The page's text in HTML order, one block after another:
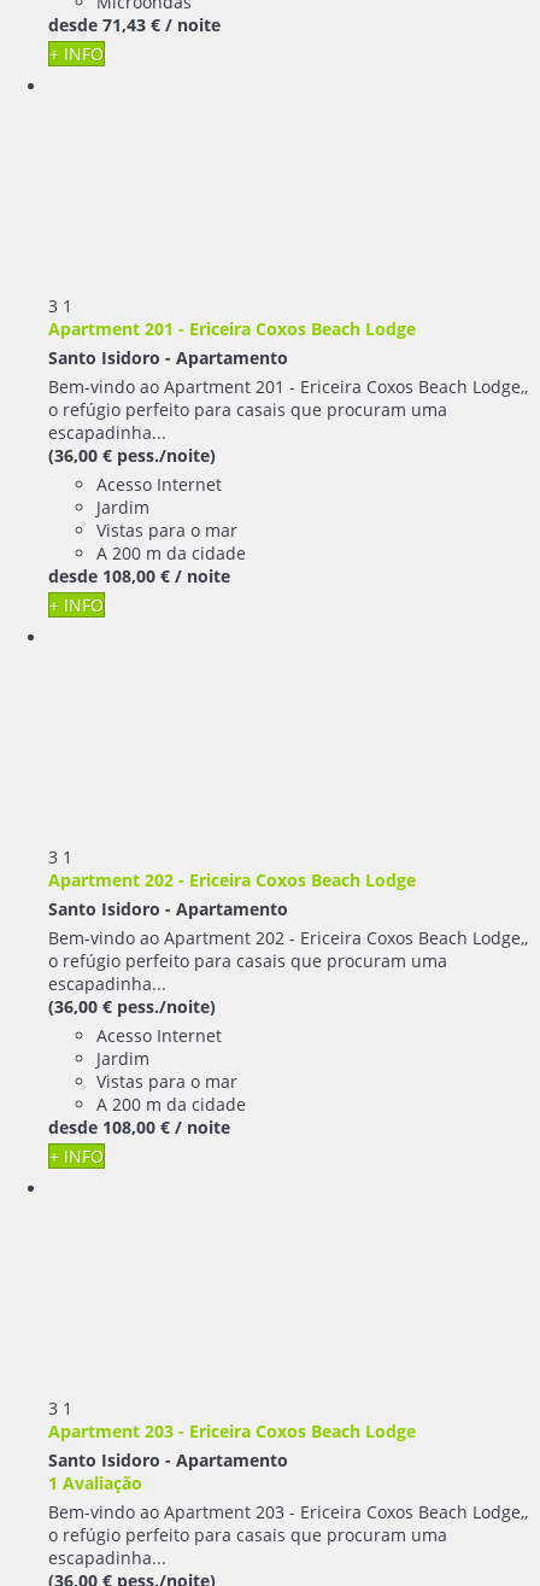
desde 71,43 € / noite
+ INFO
3 1
Apartment 201 - Ericeira Coxos Beach Lodge
Santo Isidoro - Apartamento
Bem-vindo ao Apartment 201 - Ericeira Coxos Beach Lodge,,
o refúgio perfeito para casais que procuram uma
escapadinha...
(36,00 € pess./noite)
Acesso Internet
Jardim
Vistas para o mar
A 200 m da cidade
desde 108,00 € / noite
+ INFO
3 1
Apartment 202 - Ericeira Coxos Beach Lodge
Santo Isidoro - Apartamento
Bem-vindo ao Apartment 202 - Ericeira Coxos Beach Lodge,,
o refúgio perfeito para casais que procuram uma
escapadinha...
(36,00 € pess./noite)
Acesso Internet
Jardim
Vistas para o mar
A 200 m da cidade
desde 108,00 € / noite
+ INFO
3 1
Apartment 203 - Ericeira Coxos Beach Lodge
Santo Isidoro - Apartamento
1 Avaliação
Bem-vindo ao Apartment 203 - Ericeira Coxos Beach Lodge,,
o refúgio perfeito para casais que procuram uma
escapadinha...
(36,00 € pess./noite)